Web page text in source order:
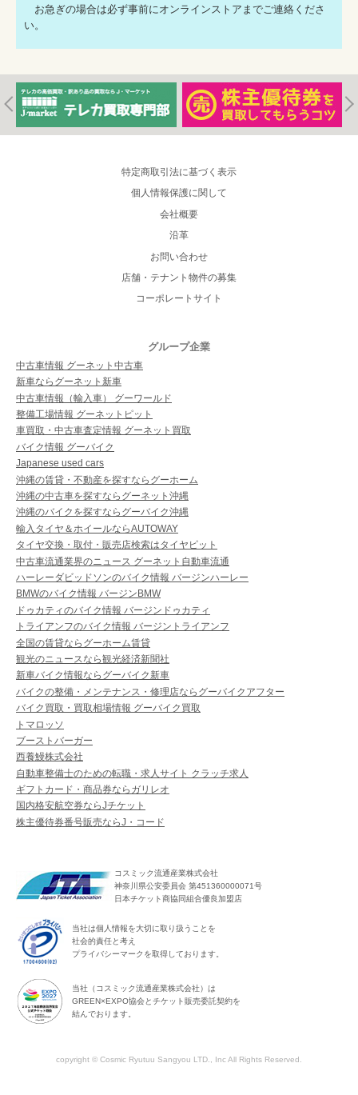
お急ぎの場合は必ず事前にオンラインストアまでご連絡くださ
い。
特定商取引法に基づく表示
個人情報保護に関して
会社概要
沿革
お問い合わせ
店舗・テナント物件の募集
コーポレートサイト
グループ企業
中古車情報 グーネット中古車
新車ならグーネット新車
中古車情報（輸入車） グーワールド
整備工場情報 グーネットピット
車買取・中古車査定情報 グーネット買取
バイク情報 グーバイク
Japanese used cars
沖縄の賃貸・不動産を探すならグーホーム
沖縄の中古車を探すならグーネット沖縄
沖縄のバイクを探すならグーバイク沖縄
輸入タイヤ＆ホイールならAUTOWAY
タイヤ交換・取付・販売店検索はタイヤピット
中古車流通業界のニュース グーネット自動車流通
ハーレーダビッドソンのバイク情報 バージンハーレー
BMWのバイク情報 バージンBMW
ドゥカティのバイク情報 バージンドゥカティ
トライアンフのバイク情報 バージントライアンフ
全国の賃貸ならグーホーム賃貸
観光のニュースなら観光経済新聞社
新車バイク情報ならグーバイク新車
バイクの整備・メンテナンス・修理店ならグーバイクアフター
バイク買取・買取相場情報 グーバイク買取
トマロッソ
ブーストバーガー
西養鰻株式会社
自動車整備士のための転職・求人サイト クラッチ求人
ギフトカード・商品券ならガリレオ
国内格安航空券ならJチケット
株主優待券番号販売ならJ・コード
コスミック流通産業株式会社
神奈川県公安委員会 第451360000071号
日本チケット商協同組合優良加盟店
当社は個人情報を大切に取り扱うことを
社会的責任と考え
プライバシーマークを取得しております。
当社（コスミック流通産業株式会社）は
GREEN×EXPO協会とチケット販売委託契約を
結んでおります。
copyright © Cosmic Ryutuu Sangyou LTD., Inc All Rights Reserved.